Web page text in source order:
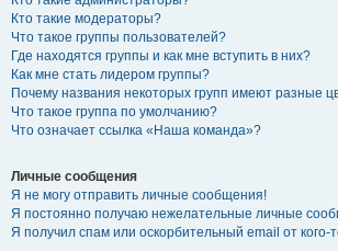
Кто такие модераторы?
Что такое группы пользователей?
Где находятся группы и как мне вступить в них?
Как мне стать лидером группы?
Почему названия некоторых групп имеют разные
Что такое группа по умолчанию?
Что означает ссылка «Наша команда»?
Личные сообщения
Я не могу отправить личные сообщения!
Я постоянно получаю нежелательные личные
Я получил спам или оскорбительный email от кого-